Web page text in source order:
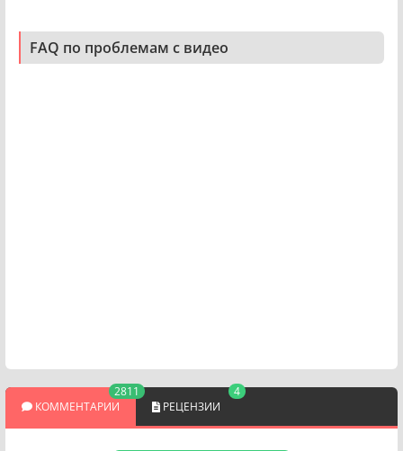
FAQ по проблемам с видео
КОММЕНТАРИИ
2811
РЕЦЕНЗИИ
4